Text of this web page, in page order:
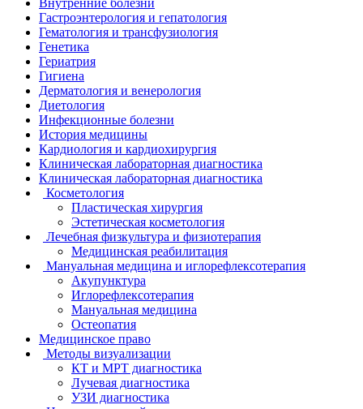
Гастроэнтерология и гепатология
Гематология и трансфузиология
Генетика
Гериатрия
Гигиена
Дерматология и венерология
Диетология
Инфекционные болезни
История медицины
Кардиология и кардиохирургия
Клиническая лабораторная диагностика
Клиническая лабораторная диагностика
Косметология
Пластическая хирургия
Эстетическая косметология
Лечебная физкультура и физиотерапия
Медицинская реабилитация
Мануальная медицина и иглорефлексотерапия
Акупунктура
Иглорефлексотерапия
Мануальная медицина
Остеопатия
Медицинское право
Методы визуализации
КТ и МРТ диагностика
Лучевая диагностика
УЗИ диагностика